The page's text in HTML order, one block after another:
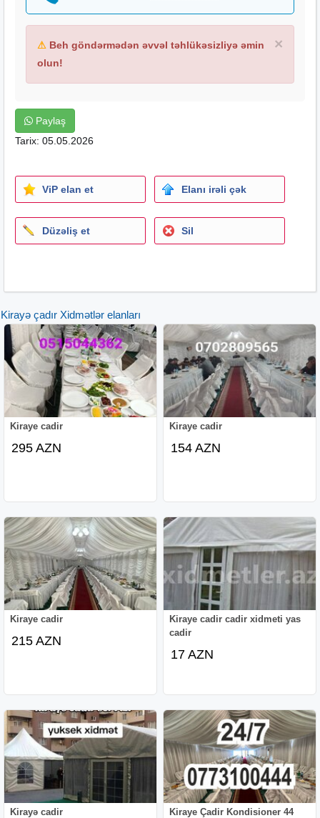
×
⚠ Beh göndərmədən əvvəl təhlükəsizliyə əmin
olun!
Paylaş
Tarix: 05.05.2026
ViP elan et Elanı irəli çək
Düzəliş et Sil
Kirayə çadır Xidmətlər elanları
Kiraye cadir
295 AZN
Kiraye cadir
154 AZN
Kiraye cadir
215 AZN
Kiraye cadir cadir xidmeti yas
cadir
17 AZN
Kirayə cadir Kiraye Çadir Kondisioner 44